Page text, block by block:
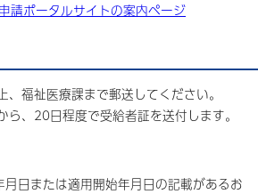
請ポータルサイトの案内ページ
福祉医療課まで郵送してください。
ら、20日程度で受給者証を送付します。
日または適用開始年月日の記載があるお